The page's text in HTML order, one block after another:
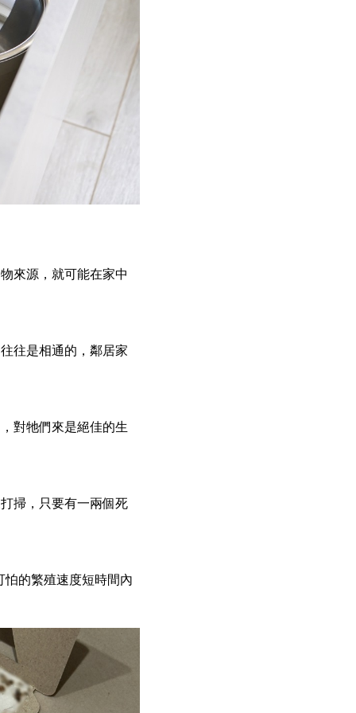
來源，就可能在家中
往是相通的，鄰居家
對牠們來是絕佳的生
掃，只要有一兩個死
的繁殖速度短時間內